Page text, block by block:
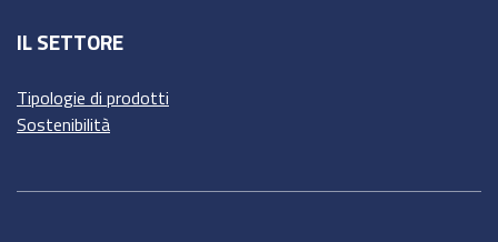
IL SETTORE
Tipologie di prodotti
Sostenibilità